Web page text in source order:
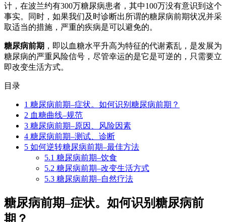
计，在波兰约有300万糖尿病患者，其中100万没有意识到这个
事实。同时，如果我们及时诊断出所谓的糖尿病前期状况并采
取适当的措施，严重的疾病是可以避免的。
糖尿病前期 ，即以血糖水平升高为特征的代谢紊乱，是发展为
糖尿病的严重风险信号，尽管幸运的是它是可逆的，只需要立
即改变生活方式。
目录
1 糖尿病前期–症状。如何识别糖尿病前期？
2 血糖曲线–规范
3 糖尿病前期–原因、风险因素
4 糖尿病前期–测试、诊断
5 如何逆转糖尿病前期–最佳方法
5.1 糖尿病前期–饮食
5.2 糖尿病前期–改变生活方式
5.3 糖尿病前期–自然疗法
糖尿病前期–症状。如何识别糖尿病前
期？